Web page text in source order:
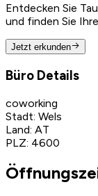
Entdecken Sie
und finden Sie
Jetzt erkunden
Büro Details
coworking
Stadt: Wels
Land: AT
PLZ: 4600